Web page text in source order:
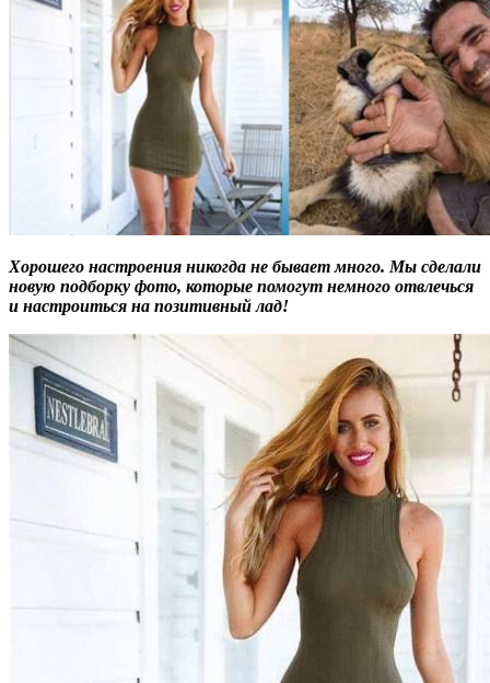
Хорошего настроения никогда не бывает много. Мы сделали
новую подборку фото, которые помогут немного отвлечься
и настроиться на позитивный лад!